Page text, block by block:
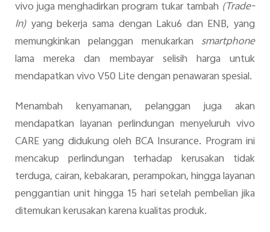
vivo juga menghadirkan program tukar tambah (Trade-
In)yang bekerja sama dengan Laku6 dan ENB, yang
memungkinkan pelanggan menukarkan smartphone
lama mereka dan membayar selisih harga untuk
mendapatkan vivo V50 Lite dengan penawaran spesial.
Menambah kenyamanan, pelanggan juga akan
mendapatkan layanan perlindungan menyeluruh vivo
CARE yang didukung oleh BCA Insurance. Program ini
mencakup perlindungan terhadap kerusakan tidak
terduga, cairan, kebakaran, perampokan, hingga layanan
penggantian unit hingga 15 hari setelah pembelian jika
ditemukan kerusakan karena kualitas produk.